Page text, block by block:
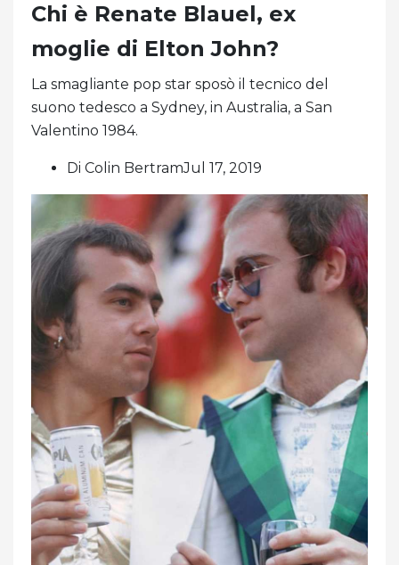
Chi è Renate Blauel, ex
moglie di Elton John?
La smagliante pop star sposò il tecnico del
suono tedesco a Sydney, in Australia, a San
Valentino 1984.
Di Colin BertramJul 17, 2019